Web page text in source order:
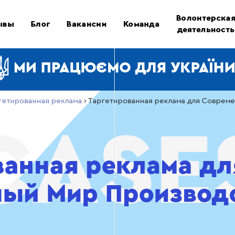
Блог Вакансии Команда
Волонтерская
деятельность
МИ ПРАЦЮЄМО ДЛЯ УКРАЇНИ
реклама › Таргетированная реклама для
реклама
Мир